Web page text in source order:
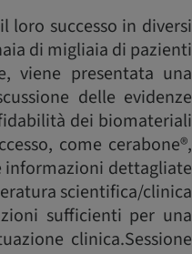
successo in diversi
di migliaia di pazienti
viene presentata una
delle evidenze
dei biomateriali
come cerabone®,
informazioni dettagliate
scientifica/clinica
sufficienti per una
clinica.Sessione